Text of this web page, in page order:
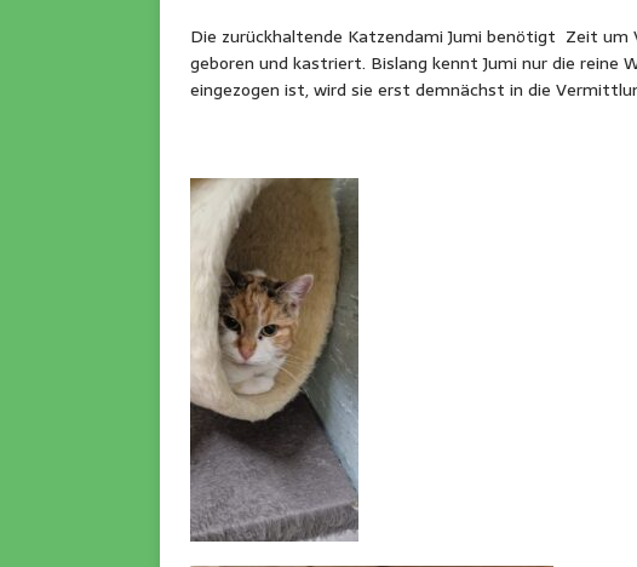
Die zurückhaltende Katzendami Jumi benötigt Zeit um
geboren und kastriert. Bislang kennt Jumi nur die reine
eingezogen ist, wird sie erst demnächst in die